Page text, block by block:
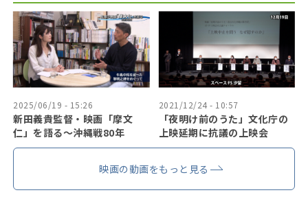
2025/06/19 - 15:26
新田義貴監督・映画「摩文
仁」を語る～沖縄戦80年
2021/12/24 - 10:57
「夜明け前のうた」文化庁の
上映延期に抗議の上映会
映画の動画をもっと見る